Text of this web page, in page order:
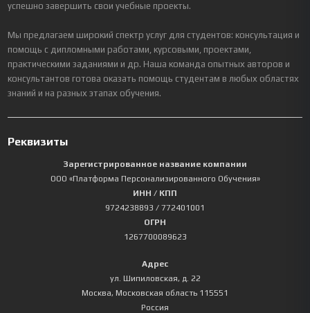
успешно завершить свои учебные проекты.
Мы предлагаем широкий спектр услуг для студентов: консультация и
помощь с дипломными работами, курсовыми, проектами,
практическими заданиями и др. Наша команда опытных авторов и
консультантов готова оказать помощь студентам в любых областях
знаний и на разных этапах обучения.
Реквизиты
Зарегистрированное название компании
ООО «Платформа Персонализированного Обучения»
ИНН / КПП
9724238893 / 772401001
ОГРН
1267700089623
Адрес
ул. Шипиловская, д. 22
Москва, Московская область 115551
Россия